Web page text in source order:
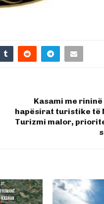
Kasami me rininë
hapësirat turistike të
Turizmi malor,